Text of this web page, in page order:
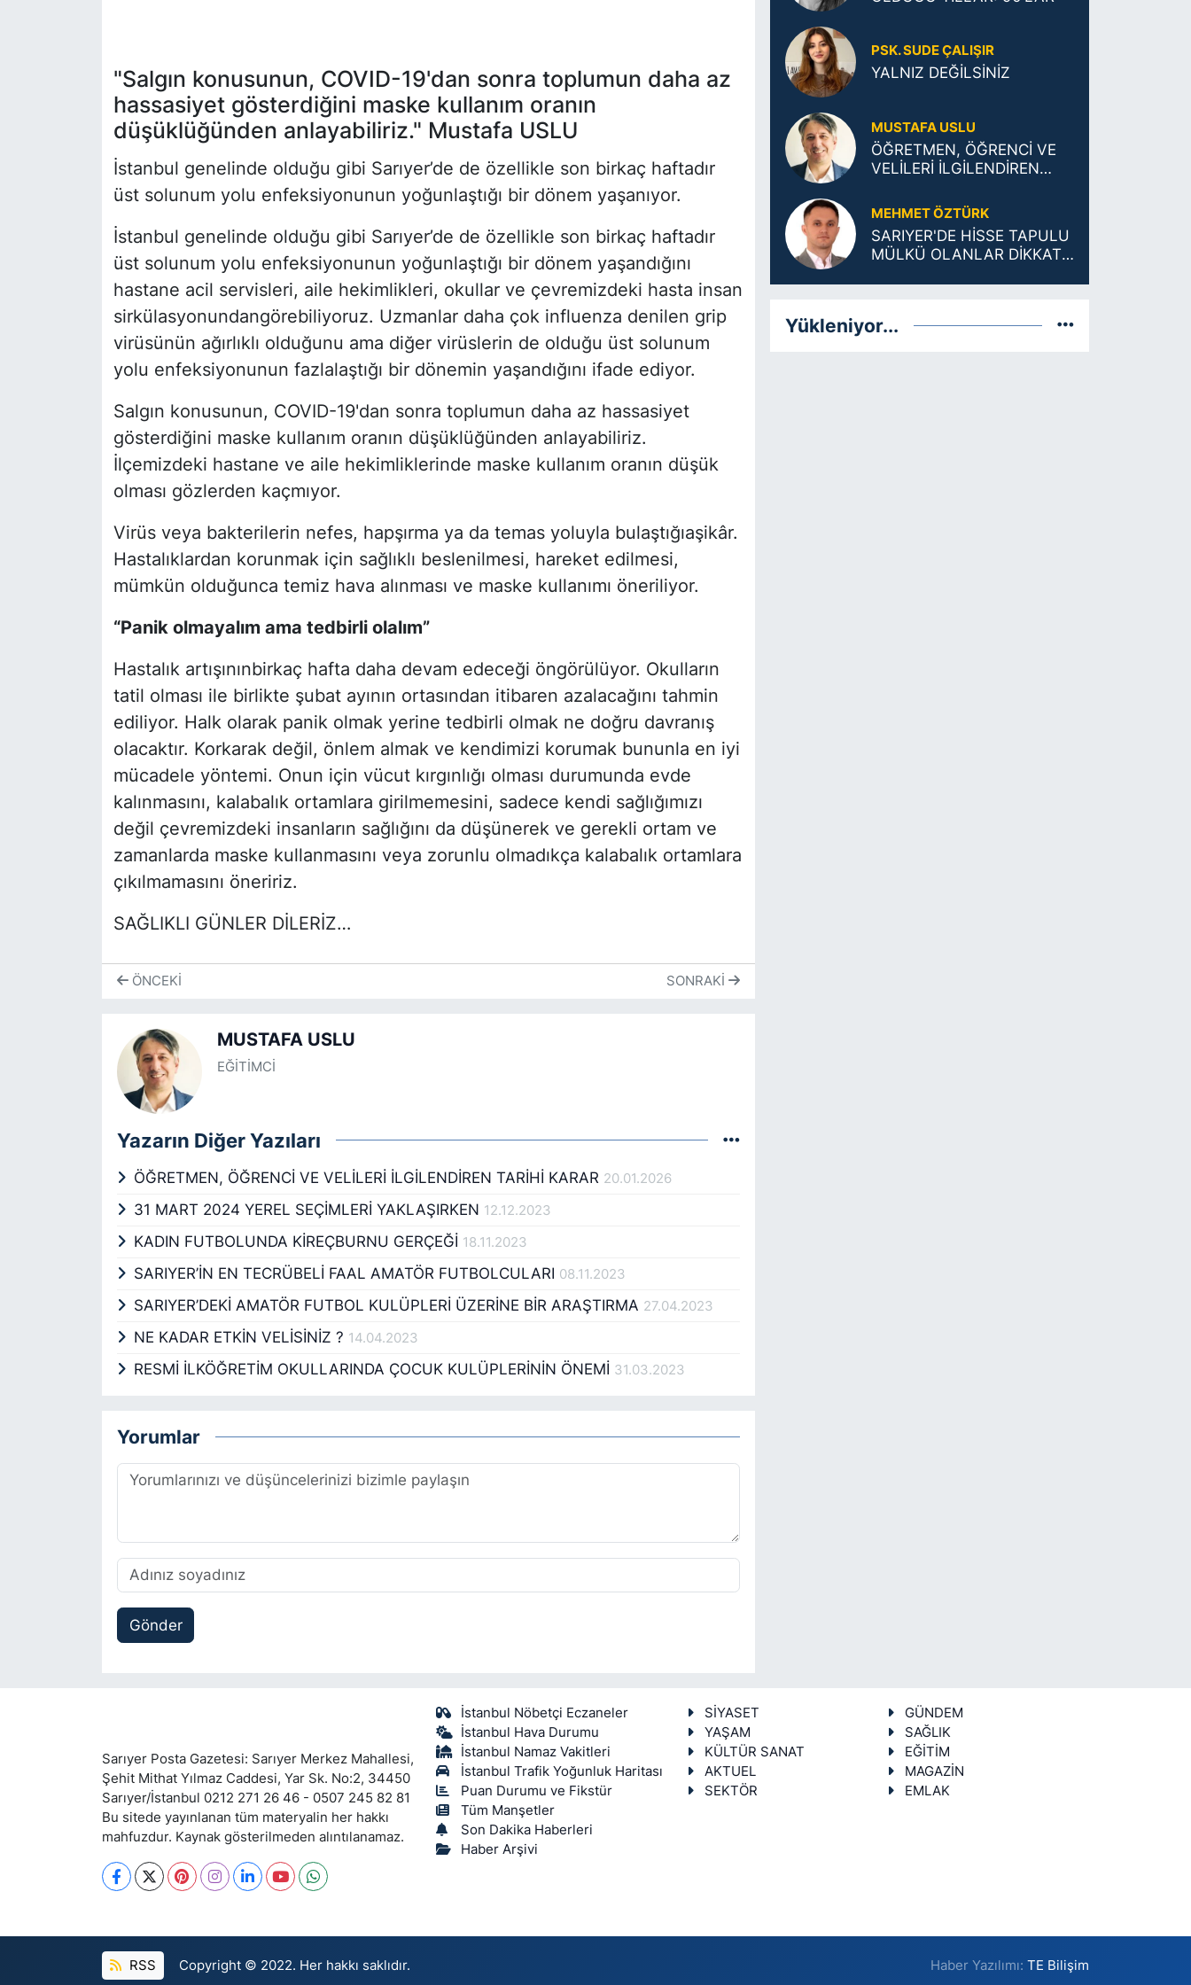
"Salgın konusunun, COVID-19'dan sonra toplumun daha az
hassasiyet gösterdiğini maske kullanım oranın
düşüklüğünden anlayabiliriz." Mustafa USLU
İstanbul genelinde olduğu gibi Sarıyer’de de özellikle son birkaç haftadır
üst solunum yolu enfeksiyonunun yoğunlaştığı bir dönem yaşanıyor.
İstanbul genelinde olduğu gibi Sarıyer’de de özellikle son birkaç haftadır
üst solunum yolu enfeksiyonunun yoğunlaştığı bir dönem yaşandığını
hastane acil servisleri, aile hekimlikleri, okullar ve çevremizdeki hasta insan
sirkülasyonundangörebiliyoruz. Uzmanlar daha çok influenza denilen grip
virüsünün ağırlıklı olduğunu ama diğer virüslerin de olduğu üst solunum
yolu enfeksiyonunun fazlalaştığı bir dönemin yaşandığını ifade ediyor.
Salgın konusunun, COVID-19'dan sonra toplumun daha az hassasiyet
gösterdiğini maske kullanım oranın düşüklüğünden anlayabiliriz.
İlçemizdeki hastane ve aile hekimliklerinde maske kullanım oranın düşük
olması gözlerden kaçmıyor.
Virüs veya bakterilerin nefes, hapşırma ya da temas yoluyla bulaştığıaşikâr.
Hastalıklardan korunmak için sağlıklı beslenilmesi, hareket edilmesi,
mümkün olduğunca temiz hava alınması ve maske kullanımı öneriliyor.
“Panik olmayalım ama tedbirli olalım”
Hastalık artışınınbirkaç hafta daha devam edeceği öngörülüyor. Okulların
tatil olması ile birlikte şubat ayının ortasından itibaren azalacağını tahmin
ediliyor. Halk olarak panik olmak yerine tedbirli olmak ne doğru davranış
olacaktır. Korkarak değil, önlem almak ve kendimizi korumak bununla en iyi
mücadele yöntemi. Onun için vücut kırgınlığı olması durumunda evde
kalınmasını, kalabalık ortamlara girilmemesini, sadece kendi sağlığımızı
değil çevremizdeki insanların sağlığını da düşünerek ve gerekli ortam ve
zamanlarda maske kullanmasını veya zorunlu olmadıkça kalabalık ortamlara
çıkılmamasını öneririz.
SAĞLIKLI GÜNLER DİLERİZ…
ÖNCEKI SONRAKI
MUSTAFA USLU
EĞİTİMCİ
Yazarın Diğer Yazıları
ÖĞRETMEN, ÖĞRENCİ VE VELİLERİ İLGİLENDİREN TARİHİ KARAR 20.01.2026
31 MART 2024 YEREL SEÇİMLERİ YAKLAŞIRKEN 12.12.2023
KADIN FUTBOLUNDA KİREÇBURNU GERÇEĞİ 18.11.2023
SARIYER’İN EN TECRÜBELİ FAAL AMATÖR FUTBOLCULARI 08.11.2023
SARIYER’DEKİ AMATÖR FUTBOL KULÜPLERİ ÜZERİNE BİR ARAŞTIRMA 27.04.2023
NE KADAR ETKİN VELİSİNİZ ? 14.04.2023
RESMİ İLKÖĞRETİM OKULLARINDA ÇOCUK KULÜPLERİNİN ÖNEMİ 31.03.2023
Yorumlar
Gönder
PSK. SUDE ÇALIŞIR
YALNIZ DEĞİLSİNİZ
MUSTAFA USLU
ÖĞRETMEN, ÖĞRENCİ VE
VELİLERİ İLGİLENDİREN
MEHMET ÖZTÜRK
SARIYER'DE HİSSE TAPULU
MÜLKÜ OLANLAR DİKKAT:
Yükleniyor...
Sarıyer Posta Gazetesi: Sarıyer Merkez Mahallesi,
Şehit Mithat Yılmaz Caddesi, Yar Sk. No:2, 34450
Sarıyer/İstanbul 0212 271 26 46 - 0507 245 82 81
Bu sitede yayınlanan tüm materyalin her hakkı
mahfuzdur. Kaynak gösterilmeden alıntılanamaz.
İstanbul Nöbetçi Eczaneler
İstanbul Hava Durumu
İstanbul Namaz Vakitleri
İstanbul Trafik Yoğunluk Haritası
Puan Durumu ve Fikstür
Tüm Manşetler
Son Dakika Haberleri
Haber Arşivi
SİYASET
GÜNDEM
YAŞAM
SAĞLIK
KÜLTÜR SANAT
EĞİTİM
AKTUEL
MAGAZİN
SEKTÖR
EMLAK
RSS Copyright © 2022. Her hakkı saklıdır. Haber Yazılımı:TE Bilişim
KÖŞE YAZILARI (Arşiv)
KÜLTÜR SANAT
MAGAZİN
SARIYER İMAR BARIŞI
SİYASET
SON DAKİKA HABERİ
TEKNOLOJİ
TÜRKİYE VE DÜNYA GÜNDEMİ
VİDEO GALERİ